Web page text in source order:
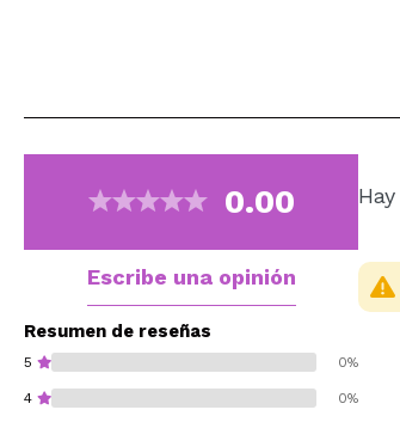
0.00
Escribe una opinión
Resumen de reseñas
5 0%
4 0%
Hay